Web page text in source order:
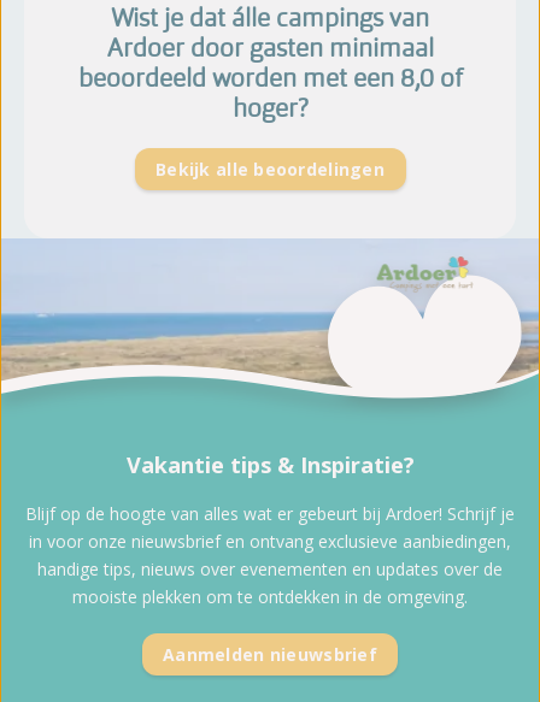
Wist je dat álle campings van
Ardoer door gasten minimaal
beoordeeld worden met een 8,0 of
hoger?
Bekijk alle beoordelingen
Vakantie tips & Inspiratie?
Blijf op de hoogte van alles wat er gebeurt bij Ardoer! Schrijf je
in voor onze nieuwsbrief en ontvang exclusieve aanbiedingen,
handige tips, nieuws over evenementen en updates over de
mooiste plekken om te ontdekken in de omgeving.
Aanmelden nieuwsbrief